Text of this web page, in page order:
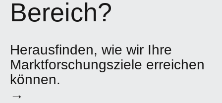
Bereich?
Herausfinden, wie wir Ihre
Marktforschungsziele erreichen
können.
→